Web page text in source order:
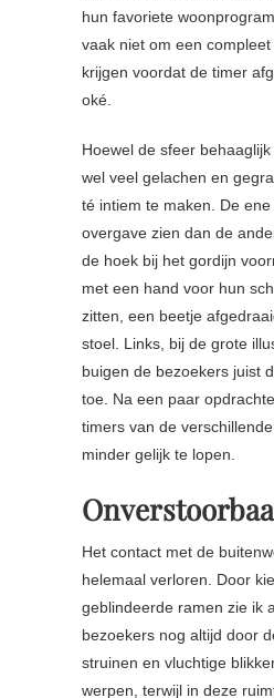
hun favoriete
vaak niet om een
krijgen voordat de timer
oké.
Hoewel de sfeer
wel veel gelachen en
té intiem te maken. De
overgave zien dan de
de hoek bij het gordijn
met een hand voor hun
zitten, een beetje
stoel. Links, bij de grote
buigen de bezoekers juist
toe. Na een paar
timers van de
minder gelijk te lopen.
Het contact met de
helemaal verloren. Door
geblindeerde ramen zie ik
bezoekers nog altijd door
struinen en vluchtige
werpen, terwijl in deze